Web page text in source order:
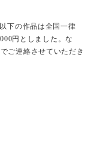
下の作品は全国一律
円としました。な
ご連絡させていただき